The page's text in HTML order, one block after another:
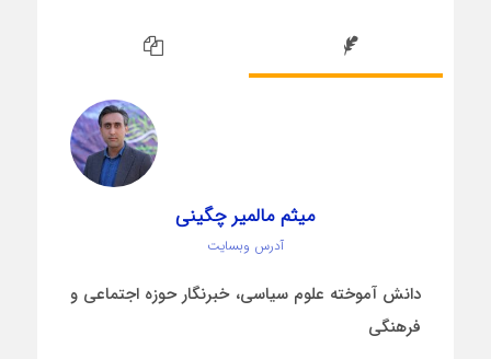
میثم مالمیر چگینی
آدرس وبسایت
دانش آموخته علوم سیاسی، خبرنگار حوزه اجتماعی و
فرهنگی